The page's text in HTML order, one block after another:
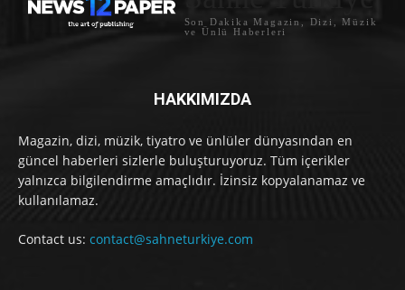
Son Dakika Magazin, Dizi, Müzik
ve Ünlü Haberleri
HAKKIMIZDA
Magazin, dizi, müzik, tiyatro ve ünlüler dünyasından en
güncel haberleri sizlerle buluşturuyoruz. Tüm içerikler
yalnızca bilgilendirme amaçlıdır. İzinsiz kopyalanamaz ve
kullanılamaz.
Contact us: contact@sahneturkiye.com